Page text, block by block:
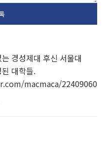
경성제대 후신 서울대
대학들.
macmaca/